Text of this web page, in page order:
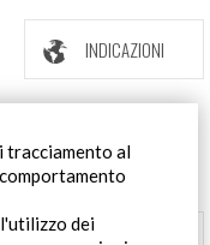
tracciamento al
dei
INDICAZIONI